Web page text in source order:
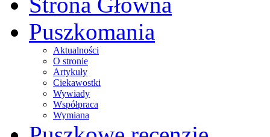
Puszkomania
Aktualności
O stronie
Artykuły
Ciekawostki
Wywiady
Współpraca
Wymiana